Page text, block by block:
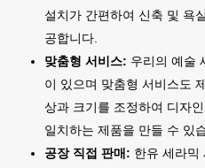
설치가 간편하여 신축 및 욕
공합니다.
맞춤형 서비스: 우리의 예술
이 있으며 맞춤형 서비스도
상과 크기를 조정하여 디자
일치하는 제품을 만들 수 있
공장 직접 판매: 한유 세라믹